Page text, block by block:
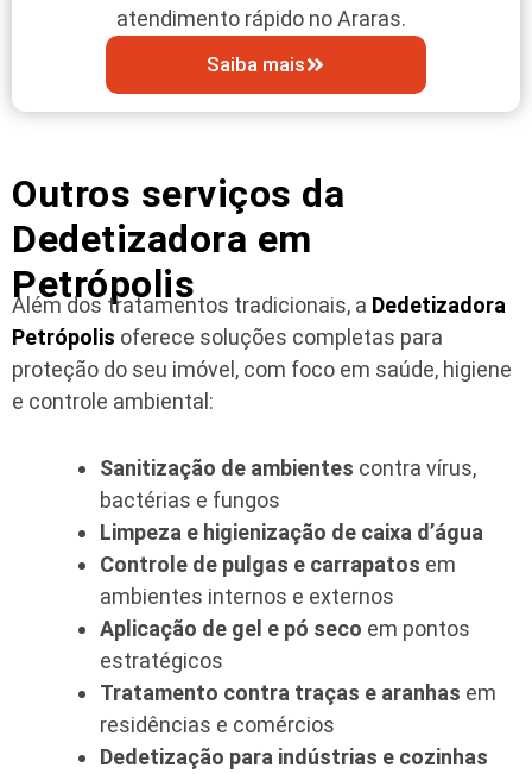
atendimento rápido no Araras.
Saiba mais
Outros serviços da
Dedetizadora em
Petrópolis
Além dos tratamentos tradicionais, a Dedetizadora
Petrópolis oferece soluções completas para
proteção do seu imóvel, com foco em saúde, higiene
e controle ambiental:
Sanitização de ambientes contra vírus,
bactérias e fungos
Limpeza e higienização de caixa d’água
Controle de pulgas e carrapatos em
ambientes internos e externos
Aplicação de gel e pó seco em pontos
estratégicos
Tratamento contra traças e aranhas em
residências e comércios
Dedetização para indústrias e cozinhas